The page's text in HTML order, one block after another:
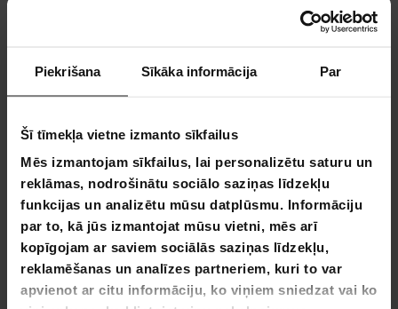
Piekrišana Sīkāka informācija Par
Šī tīmekļa vietne izmanto sīkfailus
Mēs izmantojam sīkfailus, lai personalizētu saturu un
reklāmas, nodrošinātu sociālo saziņas līdzekļu
funkcijas un analizētu mūsu datplūsmu. Informāciju
par to, kā jūs izmantojat mūsu vietni, mēs arī
kopīgojam ar saviem sociālās saziņas līdzekļu,
reklamēšanas un analīzes partneriem, kuri to var
apvienot ar citu informāciju, ko viņiem sniedzat vai ko
Platums:
Pakas svars:11.2kg
Pakas garums: 69cm
Pakas augstums:
Pakas platums:15cm
React Šautriņu Mērķa Skapis:
Elegants dizains:React Šautriņu Mērķa Skapim piemīt
gluda, melna MDF konstrukcija, apvienojot stilu un
funkcionalitāti jebkurā vidē.